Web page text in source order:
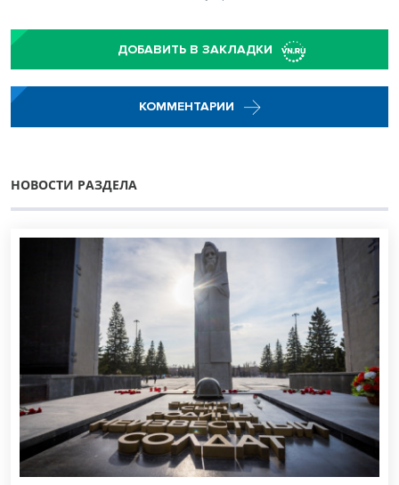
ДОБАВИТЬ В ЗАКЛАДКИ
КОММЕНТАРИИ
НОВОСТИ РАЗДЕЛА